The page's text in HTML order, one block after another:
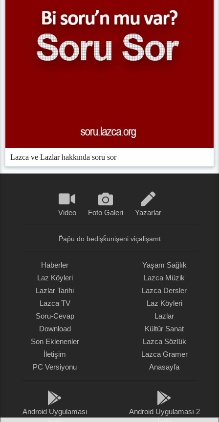
Lazca ve Lazlar hakkında soru sor
Video Foto Galeri Yazarlar
P̌ap̌u do bedişǩunişeni viçalişamt
Haberler
Laz Köyleri
Lazlar Tarihi
Lazca TV
Soru-Cevap
Download
Son Eklenenler
İletişim
PC Versiyonu
Yaşam Sağlık
Lazca Müzik
Lazca Dersler
Laz Köyleri
Lazlar
Kültür Sanat
Lazca Sözlük
Lazca Gramer
Anasayfa
Android Uygulaması
Android Uygulaması 2